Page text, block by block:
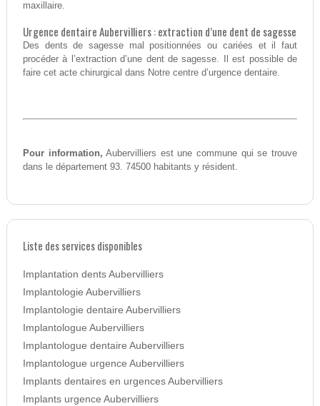
maxillaire.
Urgence dentaire Aubervilliers : extraction d’une dent de sagesse
Des dents de sagesse mal positionnées ou cariées et il faut
procéder à l’extraction d’une dent de sagesse. Il est possible de
faire cet acte chirurgical dans Notre centre d’urgence dentaire.
Pour information, Aubervilliers est une commune qui se trouve
dans le département 93. 74500 habitants y résident.
Liste des services disponibles
Implantation dents Aubervilliers
Implantologie Aubervilliers
Implantologie dentaire Aubervilliers
Implantologue Aubervilliers
Implantologue dentaire Aubervilliers
Implantologue urgence Aubervilliers
Implants dentaires en urgences Aubervilliers
Implants urgence Aubervilliers